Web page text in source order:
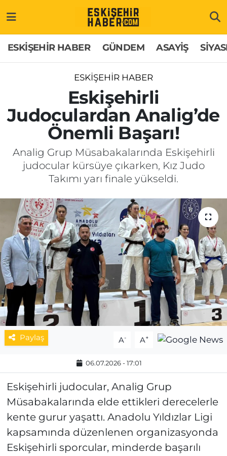
ESKİŞEHİR HABER GÜNDEM ASAYİŞ
ESKİŞEHİR HABER
Eskişehirli
Judoculardan Analig’de
Önemli Başarı!
Analig Grup Müsabakalarında Eskişehirli
judocular kürsüye çıkarken, Kız Judo
Takımı yarı finale yükseldi.
Paylaş A- A+
06.07.2026 - 17:01
Eskişehirli judocular, Analig Grup
Müsabakalarında elde ettikleri derecelerle
kente gurur yaşattı. Anadolu Yıldızlar Ligi
kapsamında düzenlenen organizasyonda
Eskişehirli sporcular, minderde başarılı
GÜNDEM
SİYASET
EKONOMİ
SAĞLIK
SPOR
MAGAZİN
ESKİŞEHİRSPOR
Hakkımızda
Künye
Odunpazarı Trafik Yoğunluk Haritası
Süper Lig Puan Durumu ve Fikstür
Tüm Manşetler
Son Dakika Haberleri
Haber Arşivi